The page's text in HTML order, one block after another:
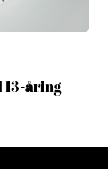
13-åring